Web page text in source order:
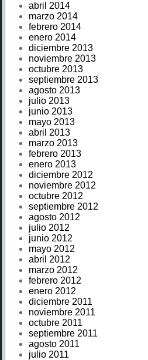
abril 2014
marzo 2014
febrero 2014
enero 2014
diciembre 2013
noviembre 2013
octubre 2013
septiembre 2013
agosto 2013
julio 2013
junio 2013
mayo 2013
abril 2013
marzo 2013
febrero 2013
enero 2013
diciembre 2012
noviembre 2012
octubre 2012
septiembre 2012
agosto 2012
julio 2012
junio 2012
mayo 2012
abril 2012
marzo 2012
febrero 2012
enero 2012
diciembre 2011
noviembre 2011
octubre 2011
septiembre 2011
agosto 2011
julio 2011